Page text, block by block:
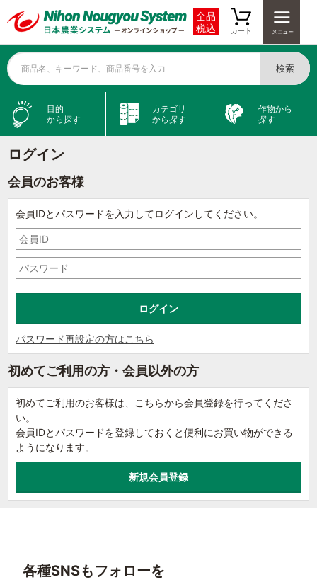
全品
税込
カート
商品名、キーワード、商品番号を入力 検索
目的
から探す
カテゴリ
から探す
作物から
探す
ログイン
会員のお客様
会員IDとパスワードを入力してログインしてください。
パスワード再設定の方はこちら
初めてご利用の方・会員以外の方
初めてご利用のお客様は、こちらから会員登録を行ってくださ
い。
会員IDとパスワードを登録しておくと便利にお買い物ができる
ようになります。
各種SNSもフォローを